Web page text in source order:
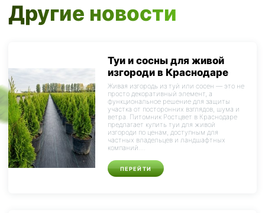
Другие новости
Туи и сосны для живой
изгороди в Краснодаре
Живая изгородь из туй или сосен — это не
просто декоративный элемент, а
функциональное решение для защиты
участка от посторонних взглядов, шума и
ветра. Питомник Ростцвет в Краснодаре
предлагает купить туи для живой
изгороди по ценам, доступным для
частных владельцев и ландшафтных
компаний....
ПЕРЕЙТИ